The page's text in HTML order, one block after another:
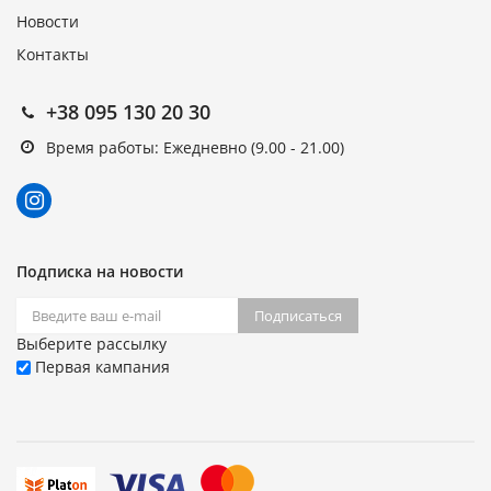
Новости
Контакты
+38 095 130 20 30
Время работы: Ежедневно (9.00 - 21.00)
Подписка на новости
Подписаться
Выберите рассылку
Первая кампания